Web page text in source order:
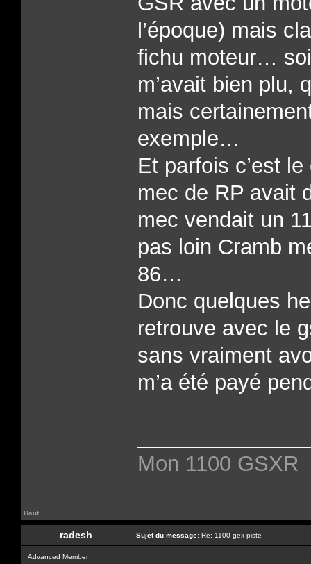
l’époque) mais
fichu moteur…
m’avait bien plu,
mais
exemple…
Et parfois c’est
mec de RP avait
mec vendait un
pas loin Cramb
86…
Donc quelques
retrouve avec le
sans vraiment
m’a été payé
Mon 1100 GSXR
Haut
radesh Sujet du message: Re: 1100 gex piste
Advanced Member